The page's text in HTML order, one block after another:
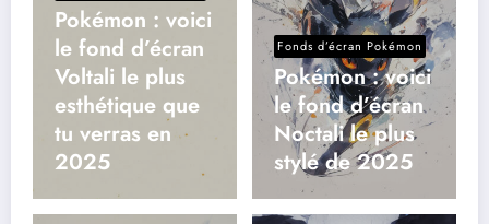
Pokémon : voici
le fond d’écran
Voltali le plus
esthétique que
tu verras en
2025
Fonds d’écran Pokémon
Pokémon : voici
le fond d’écran
Noctali le plus
stylé de 2025